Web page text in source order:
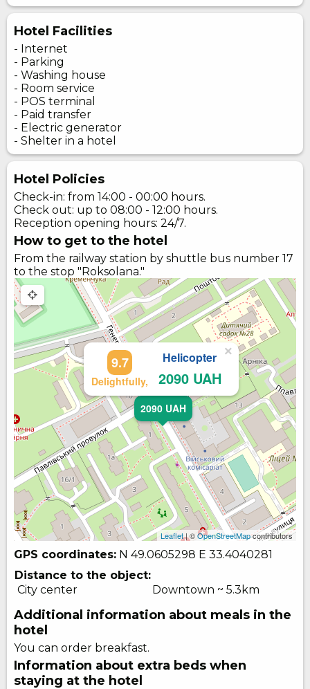
Hotel Facilities
- Internet
- Parking
- Washing house
- Room service
- POS terminal
- Paid transfer
- Electric generator
- Shelter in a hotel
Hotel Policies
Check-in: from 14:00 - 00:00 hours.
Check out: up to 08:00 - 12:00 hours.
Reception opening hours: 24/7.
How to get to the hotel
From the railway station by shuttle bus number 17
to the stop "Roksolana."
2090 UAH
Delightfully,
9.7 Helicopter
2090 UAH
×
Leaflet| ©OpenStreetMapcontributors
GPS coordinates: N 49.0605298 E 33.4040281
Distance to the object:
City center
Downtown ~ 5.3km
Additional information about meals in the
hotel
You can order breakfast.
Information about extra beds when
staying at the hotel